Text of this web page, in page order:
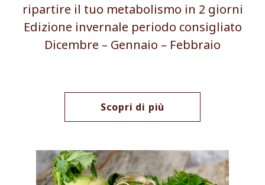
ripartire il tuo metabolismo in 2 giorni
Edizione invernale periodo consigliato
Dicembre – Gennaio – Febbraio
Scopri di più